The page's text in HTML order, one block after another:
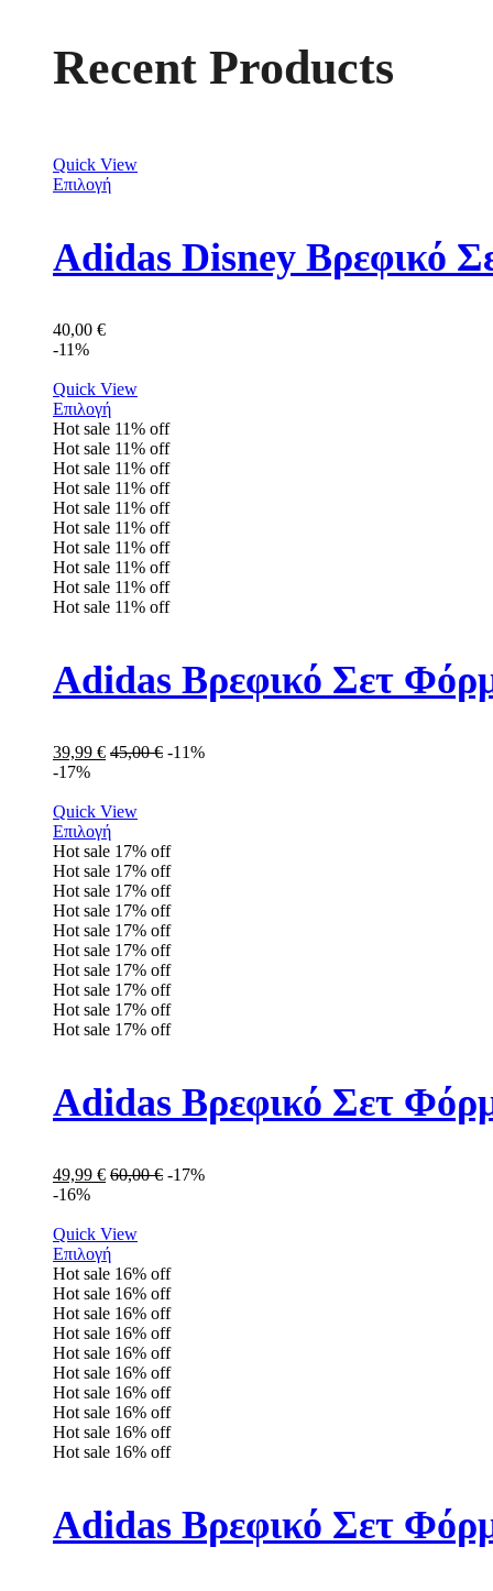
Recent Products
Quick View
Επιλογή
Adidas Disney Βρεφικό
40,00 €
-11%
Quick View
Επιλογή
Hot sale 11% off
Hot sale 11% off
Hot sale 11% off
Hot sale 11% off
Hot sale 11% off
Hot sale 11% off
Hot sale 11% off
Hot sale 11% off
Hot sale 11% off
Hot sale 11% off
Adidas Βρεφικό Σετ
39,99 € 45,00€ -11%
-17%
Quick View
Επιλογή
Hot sale 17% off
Hot sale 17% off
Hot sale 17% off
Hot sale 17% off
Hot sale 17% off
Hot sale 17% off
Hot sale 17% off
Hot sale 17% off
Hot sale 17% off
Hot sale 17% off
Adidas Βρεφικό Σετ
49,99 € 60,00€ -17%
-16%
Quick View
Επιλογή
Hot sale 16% off
Hot sale 16% off
Hot sale 16% off
Hot sale 16% off
Hot sale 16% off
Hot sale 16% off
Hot sale 16% off
Hot sale 16% off
Hot sale 16% off
Hot sale 16% off
Adidas Βρεφικό Σετ